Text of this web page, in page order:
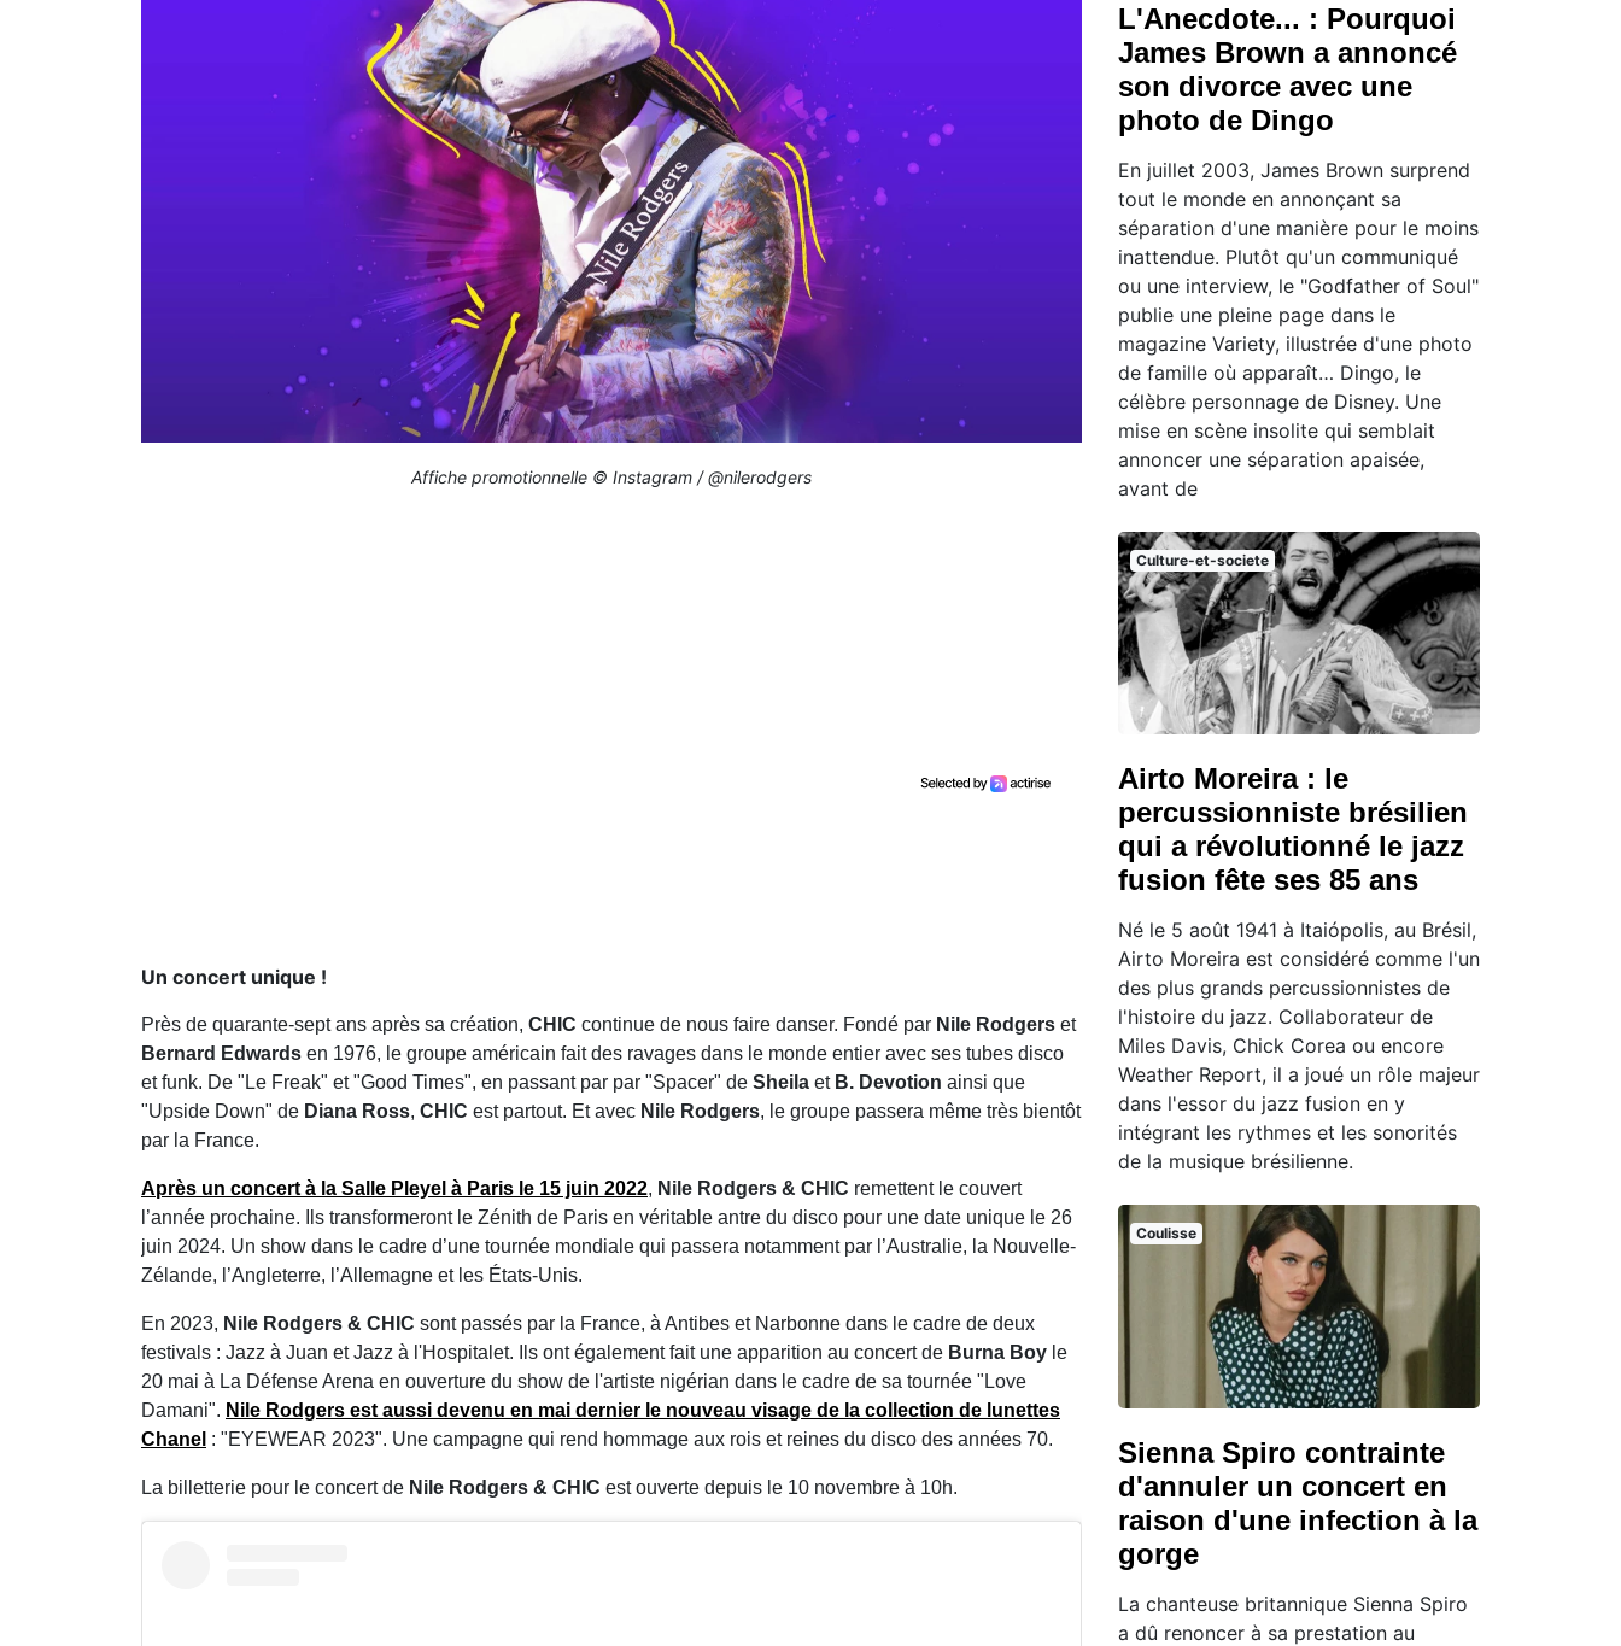
Affiche promotionnelle © Instagram / @nilerodgers
Un concert unique !
Près de quarante-sept ans après sa création, CHIC continue de nous faire danser. Fondé par Nile Rodgers et
Bernard Edwards en 1976, le groupe américain fait des ravages dans le monde entier avec ses tubes disco
et funk. De "Le Freak" et "Good Times", en passant par par "Spacer" de Sheila et B. Devotion ainsi que
"Upside Down" de Diana Ross, CHIC est partout. Et avec Nile Rodgers, le groupe passera même très bientôt
par la France.
Après un concert à la Salle Pleyel à Paris le 15 juin 2022, Nile Rodgers & CHIC remettent le couvert
l’année prochaine. Ils transformeront le Zénith de Paris en véritable antre du disco pour une date unique le 26
juin 2024. Un show dans le cadre d’une tournée mondiale qui passera notamment par l’Australie, la Nouvelle-
Zélande, l’Angleterre, l’Allemagne et les États-Unis.
En 2023, Nile Rodgers & CHIC sont passés par la France, à Antibes et Narbonne dans le cadre de deux
festivals : Jazz à Juan et Jazz à l'Hospitalet. Ils ont également fait une apparition au concert de Burna Boy le
20 mai à La Défense Arena en ouverture du show de l'artiste nigérian dans le cadre de sa tournée "Love
Damani". Nile Rodgers est aussi devenu en mai dernier le nouveau visage de la collection de lunettes
Chanel : "EYEWEAR 2023". Une campagne qui rend hommage aux rois et reines du disco des années 70.
La billetterie pour le concert de Nile Rodgers & CHIC est ouverte depuis le 10 novembre à 10h.
L'Anecdote... : Pourquoi
James Brown a annoncé
son divorce avec une
photo de Dingo
En juillet 2003, James Brown surprend
tout le monde en annonçant sa
séparation d'une manière pour le moins
inattendue. Plutôt qu'un communiqué
ou une interview, le "Godfather of Soul"
publie une pleine page dans le
magazine Variety, illustrée d'une photo
de famille où apparaît… Dingo, le
célèbre personnage de Disney. Une
mise en scène insolite qui semblait
annoncer une séparation apaisée,
avant de
Culture-et-societe
Airto Moreira : le
percussionniste brésilien
qui a révolutionné le jazz
fusion fête ses 85 ans
Né le 5 août 1941 à Itaiópolis, au Brésil,
Airto Moreira est considéré comme l'un
des plus grands percussionnistes de
l'histoire du jazz. Collaborateur de
Miles Davis, Chick Corea ou encore
Weather Report, il a joué un rôle majeur
dans l'essor du jazz fusion en y
intégrant les rythmes et les sonorités
de la musique brésilienne.
Coulisse
Sienna Spiro contrainte
d'annuler un concert en
raison d'une infection à la
gorge
La chanteuse britannique Sienna Spiro
a dû renoncer à sa prestation au